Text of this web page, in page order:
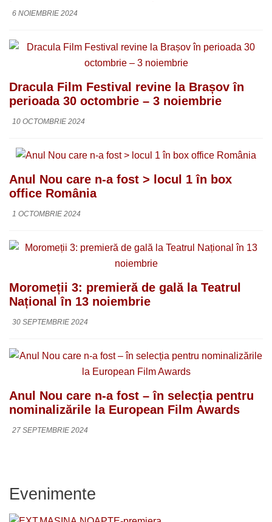
6 NOIEMBRIE 2024
Dracula Film Festival revine la Brașov în
perioada 30 octombrie – 3 noiembrie
10 OCTOMBRIE 2024
Anul Nou care n-a fost > locul 1 în box
office România
1 OCTOMBRIE 2024
Moromeții 3: premieră de gală la Teatrul
Național în 13 noiembrie
30 SEPTEMBRIE 2024
Anul Nou care n-a fost – în selecția pentru
nominalizările la European Film Awards
27 SEPTEMBRIE 2024
Evenimente